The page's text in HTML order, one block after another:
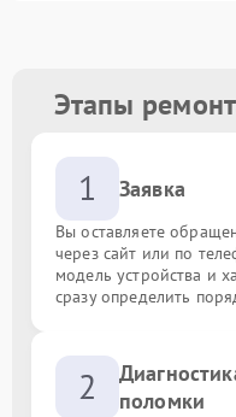
Этапы
1 Заявка
Вы оставляете
через сайт или по
модель устройства и
сразу определить
2
поломки